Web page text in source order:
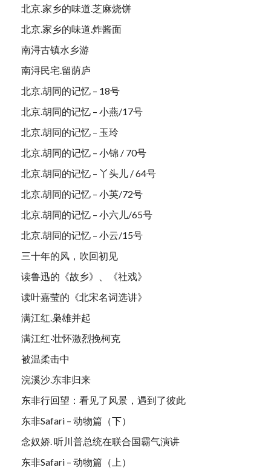
北京.家乡的味道.芝麻烧饼
北京.家乡的味道.炸酱面
南浔古镇水乡游
南浔民宅.留荫庐
北京.胡同的记忆 – 18号
北京.胡同的记忆 – 小燕/17号
北京.胡同的记忆 – 玉玲
北京.胡同的记忆 – 小锦 / 70号
北京.胡同的记忆 – 丫头儿 / 64号
北京.胡同的记忆 – 小英/72号
北京.胡同的记忆 – 小六儿/65号
北京.胡同的记忆 – 小云/15号
三十年的风，吹回初见
读鲁迅的《故乡》、《社戏》
读叶嘉莹的《北宋名词选讲》
满江红.枭雄并起
满江红·壮怀激烈挽柯克
被温柔击中
浣溪沙.东非归来
东非行回望：看见了风景，遇到了彼此
东非Safari – 动物篇（下）
念奴娇. 听川普总统在联合国霸气演讲
东非Safari – 动物篇（上）